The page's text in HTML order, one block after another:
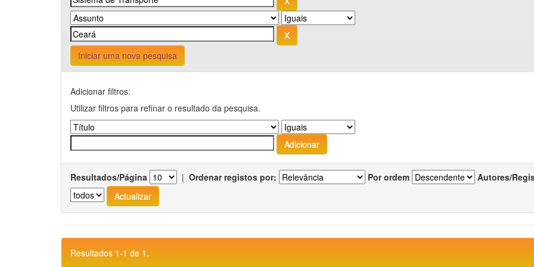
Iniciar uma nova pesquisa
Adicionar filtros:
Utilizar filtros para refinar o resultado da pesquisa.
Resultados/Página | Ordenar registos por: Por ordem Autores/
Resultados 1-1 de 1.